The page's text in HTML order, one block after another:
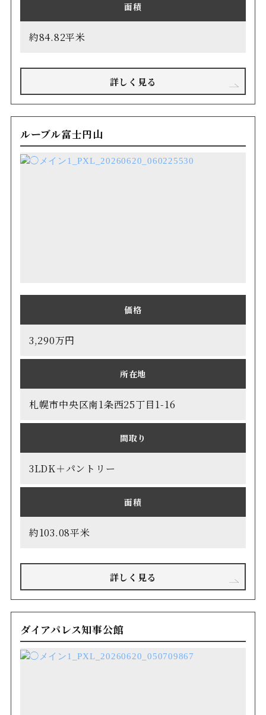
面積
約84.82平米
詳しく見る
ルーブル富士円山
価格
3,290万円
所在地
札幌市中央区南1条西25丁目1-16
間取り
3LDK＋パントリー
面積
約103.08平米
詳しく見る
ダイアパレス知事公館